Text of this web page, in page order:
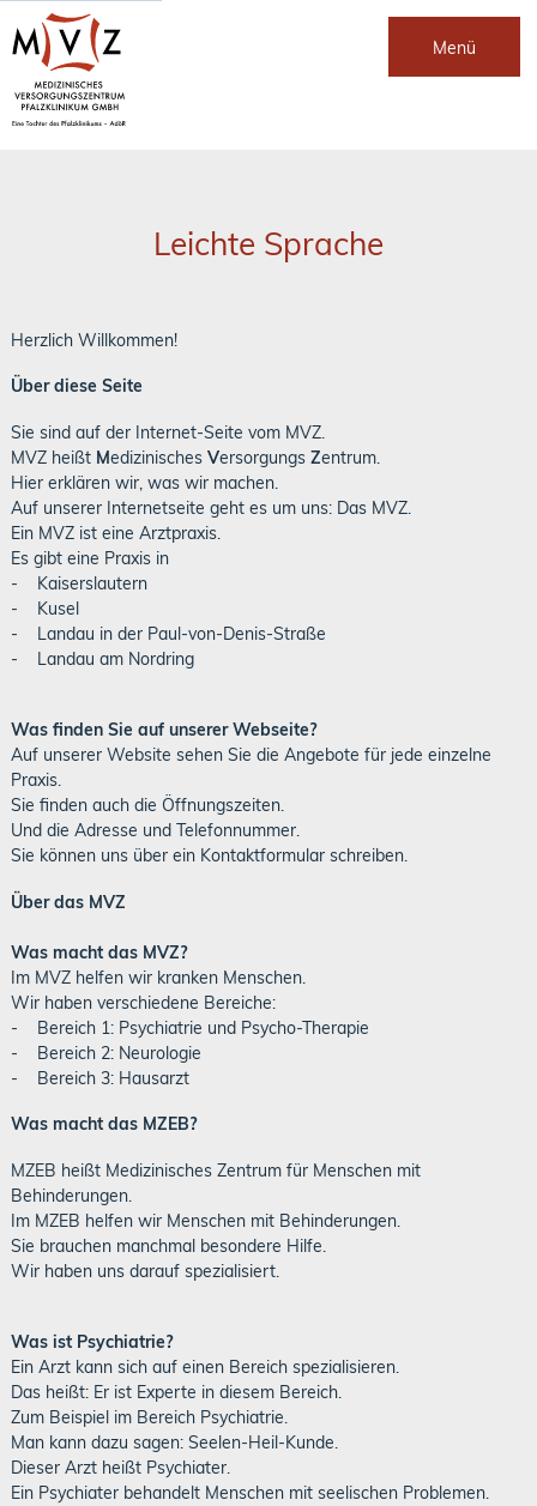
Menü
Leichte Sprache
Herzlich Willkommen!
Über diese Seite
Sie sind auf der Internet-Seite vom MVZ.
MVZ heißt Medizinisches Versorgungs Zentrum.
Hier erklären wir, was wir machen.
Auf unserer Internetseite geht es um uns: Das MVZ.
Ein MVZ ist eine Arztpraxis.
Es gibt eine Praxis in
- Kaiserslautern
- Kusel
- Landau in der Paul-von-Denis-Straße
- Landau am Nordring
Was finden Sie auf unserer Webseite?
Auf unserer Website sehen Sie die Angebote für jede einzelne
Praxis.
Sie finden auch die Öffnungszeiten.
Und die Adresse und Telefonnummer.
Sie können uns über ein Kontaktformular schreiben.
Über das MVZ
Was macht das MVZ?
Im MVZ helfen wir kranken Menschen.
Wir haben verschiedene Bereiche:
- Bereich 1: Psychiatrie und Psycho-Therapie
- Bereich 2: Neurologie
- Bereich 3: Hausarzt
Was macht das MZEB?
MZEB heißt Medizinisches Zentrum für Menschen mit
Behinderungen.
Im MZEB helfen wir Menschen mit Behinderungen.
Sie brauchen manchmal besondere Hilfe.
Wir haben uns darauf spezialisiert.
Was ist Psychiatrie?
Ein Arzt kann sich auf einen Bereich spezialisieren.
Das heißt: Er ist Experte in diesem Bereich.
Zum Beispiel im Bereich Psychiatrie.
Man kann dazu sagen: Seelen-Heil-Kunde.
Dieser Arzt heißt Psychiater.
Ein Psychiater behandelt Menschen mit seelischen Problemen.